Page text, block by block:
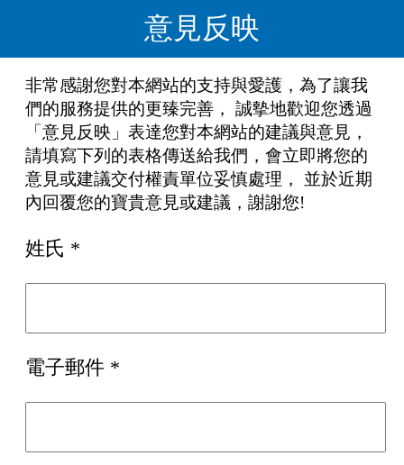
意見反映
非常感謝您對本網站的支持與愛護，為了讓我
們的服務提供的更臻完善， 誠摰地歡迎您透過
「意見反映」表達您對本網站的建議與意見，
請填寫下列的表格傳送給我們，會立即將您的
意見或建議交付權責單位妥慎處理， 並於近期
內回覆您的寶貴意見或建議，謝謝您!
姓氏 *
電子郵件 *